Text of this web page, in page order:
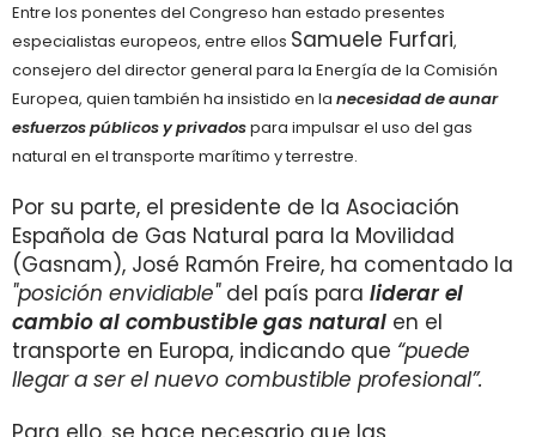
Entre los ponentes del Congreso han estado presentes
especialistas europeos, entre ellos Samuele Furfari,
consejero del director general para la Energía de la Comisión
Europea, quien también ha insistido en la necesidad de aunar
esfuerzos públicos y privadospara impulsar el uso del gas
natural en el transporte marítimo y terrestre.
Por su parte, el presidente de la Asociación
Española de Gas Natural para la Movilidad
(Gasnam), José Ramón Freire, ha comentado la
"posición envidiable"del país para liderar el
cambio al combustible gas natural en el
transporte en Europa, indicando que “puede
llegar a ser el nuevo combustible profesional”.